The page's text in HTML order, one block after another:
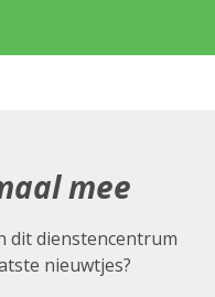
mee
dit dienstencentrum
nieuwtjes?